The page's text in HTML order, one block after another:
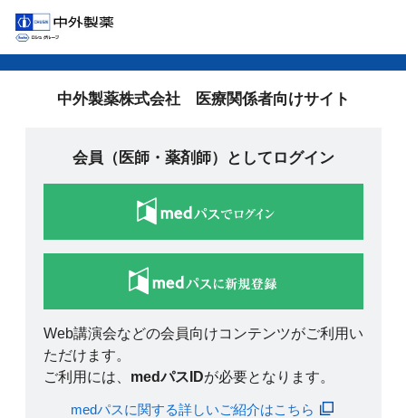
中外製薬株式会社 医療関係者向けサイト
会員（医師・薬剤師）としてログイン
Web講演会などの会員向けコンテンツがご利用い
ただけます。
ご利用には、 medパスIDが必要となります。
medパスに関する詳しいご紹介はこちら